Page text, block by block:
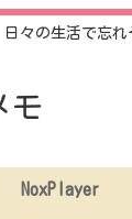
々の生活で忘れ
モ
NoxPlayer